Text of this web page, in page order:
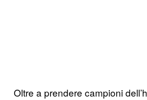
Oltre a prendere campioni